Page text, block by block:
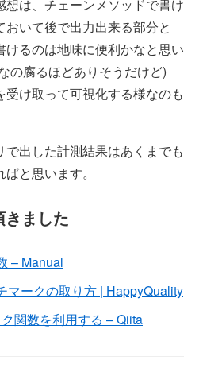
想は、チェーンメソッドで書け
いて後で出力出来る部分と
るのは地味に便利かなと思い
の腐るほどありそうだけど)
け取って可視化する様なのも
出した計測結果はあくまでも
と思います。
ました
– Manual
マークの取り方 | HappyQuality
関数を利用する – Qiita